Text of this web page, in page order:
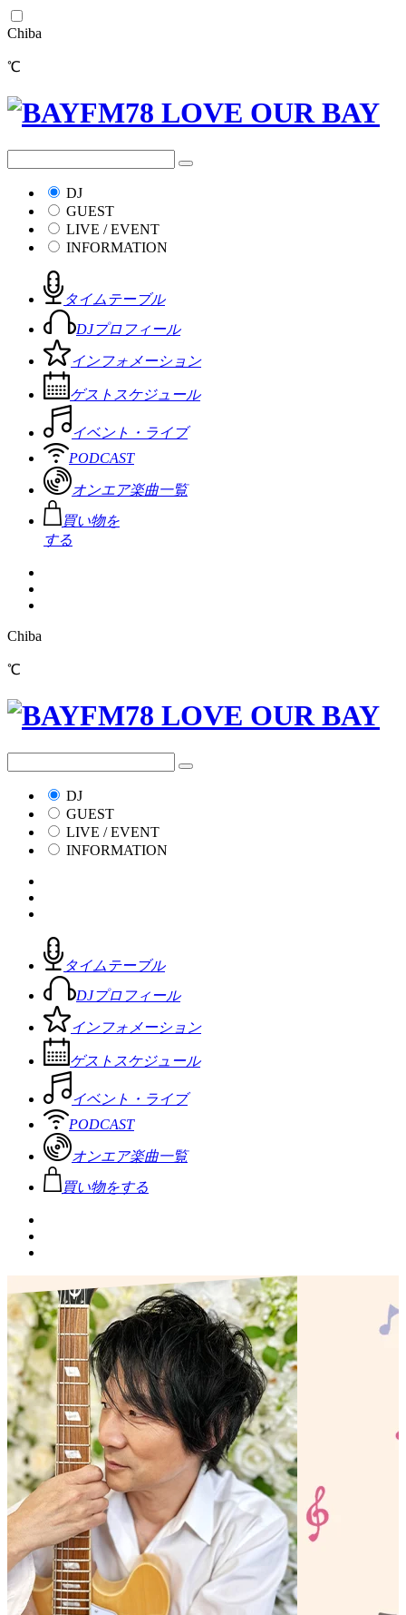
Chiba
℃
DJ
GUEST
LIVE / EVENT
INFORMATION
タイムテーブル
DJプロフィール
インフォメーション
ゲストスケジュール
イベント・ライブ
PODCAST
オンエア楽曲一覧
買い物を
する
Chiba
℃
DJ
GUEST
LIVE / EVENT
INFORMATION
タイムテーブル
DJプロフィール
インフォメーション
ゲストスケジュール
イベント・ライブ
PODCAST
オンエア楽曲一覧
買い物をする